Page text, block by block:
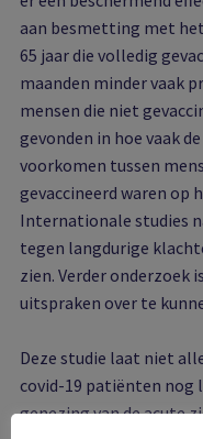
aan besmetting met
65 jaar die volledig
maanden minder vaak
mensen die niet
gevonden in hoe vaak
voorkomen tussen
gevaccineerd waren op
Internationale studies
tegen langdurige
zien. Verder onderzoek
uitspraken over te
Deze studie laat niet
covid-19 patiënten nog
genezing van de acute